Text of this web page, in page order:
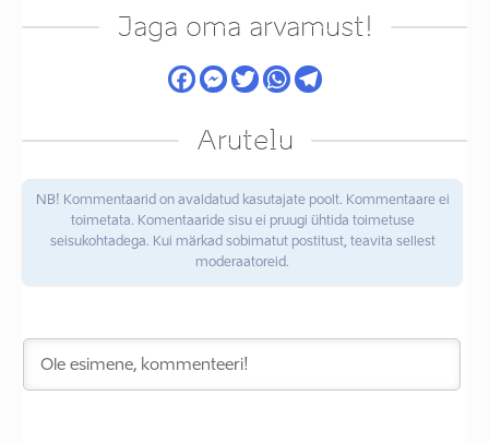
Jaga oma arvamust!
Arutelu
NB! Kommentaarid on avaldatud kasutajate poolt. Kommentaare ei
toimetata. Komentaaride sisu ei pruugi ühtida toimetuse
seisukohtadega. Kui märkad sobimatut postitust, teavita sellest
moderaatoreid.